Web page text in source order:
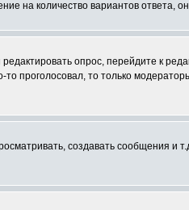
на количество вариантов ответа,
опрос, перейдите к
проголосовал, то только
создавать сообщения и